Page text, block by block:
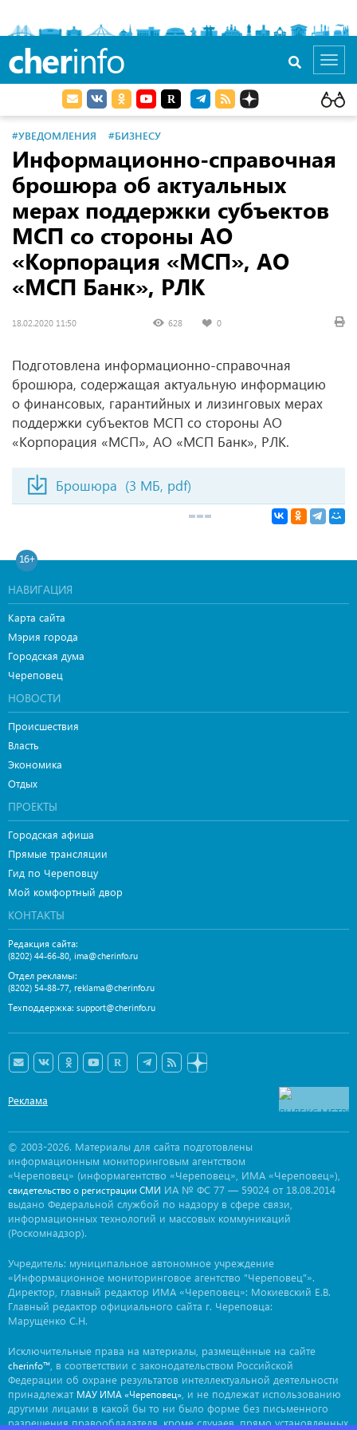
cherinfo
#УВЕДОМЛЕНИЯ #БИЗНЕСУ
Информационно-справочная
брошюра об актуальных
мерах поддержки субъектов
МСП со стороны АО
«Корпорация «МСП», АО
«МСП Банк», РЛК
18.02.2020 11:50 628 0
Подготовлена информационно-справочная
брошюра, содержащая актуальную информацию
о финансовых, гарантийных и лизинговых мерах
поддержки субъектов МСП со стороны АО
«Корпорация «МСП», АО «МСП Банк», РЛК.
Брошюра (3 МБ, pdf)
16+
НАВИГАЦИЯ
Карта сайта
Мэрия города
Городская дума
Череповец
НОВОСТИ
Происшествия
Власть
Экономика
Отдых
ПРОЕКТЫ
Городская афиша
Прямые трансляции
Гид по Череповцу
Мой комфортный двор
КОНТАКТЫ
Редакция сайта:
(8202) 44-66-80, ima@cherinfo.ru
Отдел рекламы:
(8202) 54-88-77, reklama@cherinfo.ru
Техподдержка: support@cherinfo.ru
Реклама
© 2003-2026. Материалы для сайта подготовлены
информационным мониторинговым агентством
«Череповец» (информагентство «Череповец», ИМА «Череповец»),
свидетельство о регистрации СМИ ИА № ФС 77 — 59024 от 18.08.2014
выдано Федеральной службой по надзору в сфере связи,
информационных технологий и массовых коммуникаций
(Роскомнадзор).
Учредитель: муниципальное автономное учреждение
«Информационное мониторинговое агентство "Череповец"».
Директор, главный редактор ИМА «Череповец»: Мокиевский Е.В.
Главный редактор официального сайта г. Череповца:
Марущенко С.Н.
Исключительные права на материалы, размещённые на сайте
cherinfo™ , в соответствии с законодательством Российской
Федерации об охране результатов интеллектуальной деятельности
принадлежат МАУ ИМА «Череповец» , и не подлежат использованию
другими лицами в какой бы то ни было форме без письменного
разрешения правообладателя, кроме случаев, прямо установленных